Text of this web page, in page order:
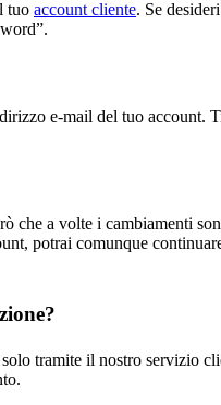
tuo account cliente. Se
e-mail del tuo account.
a volte i cambiamenti
potrai comunque
tramite il nostro servizio